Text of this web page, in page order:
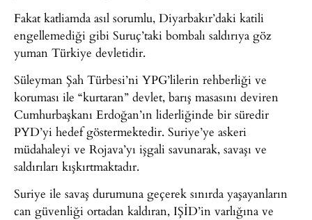
Fakat katliamda asıl sorumlu, Diyarbakır’daki katili
engellemediği gibi Suruç’taki bombalı saldırıya göz
yuman Türkiye devletidir.
Süleyman Şah Türbesi’ni YPG’lilerin rehberliği ve
koruması ile “kurtaran” devlet, barış masasını deviren
Cumhurbaşkanı Erdoğan’ın liderliğinde bir süredir
PYD’yi hedef göstermektedir. Suriye’ye askeri
müdahaleyi ve Rojava’yı işgali savunarak, savaşı ve
saldırıları kışkırtmaktadır.
Suriye ile savaş durumuna geçerek sınırda yaşayanların
can güvenliği ortadan kaldıran, IŞİD’in varlığına ve